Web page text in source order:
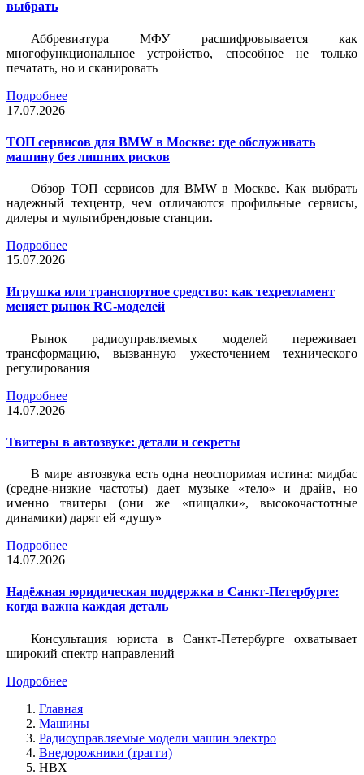
выбрать
Аббревиатура МФУ расшифровывается как
многофункциональное устройство, способное не только
печатать, но и сканировать
Подробнее
17.07.2026
ТОП сервисов для BMW в Москве: где обслуживать
машину без лишних рисков
Обзор ТОП сервисов для BMW в Москве. Как выбрать
надежный техцентр, чем отличаются профильные сервисы,
дилеры и мультибрендовые станции.
Подробнее
15.07.2026
Игрушка или транспортное средство: как техрегламент
меняет рынок RC-моделей
Рынок радиоуправляемых моделей переживает
трансформацию, вызванную ужесточением технического
регулирования
Подробнее
14.07.2026
Твитеры в автозвуке: детали и секреты
В мире автозвука есть одна неоспоримая истина: мидбас
(средне-низкие частоты) дает музыке «тело» и драйв, но
именно твитеры (они же «пищалки», высокочастотные
динамики) дарят ей «душу»
Подробнее
14.07.2026
Надёжная юридическая поддержка в Санкт-Петербурге:
когда важна каждая деталь
Консультация юриста в Санкт-Петербурге охватывает
широкий спектр направлений
Подробнее
Главная
Машины
Радиоуправляемые модели машин электро
Внедорожники (трагги)
HBX